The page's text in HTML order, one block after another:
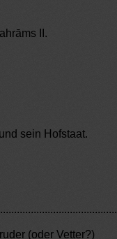
II.
sein Hofstaat.
(oder Vetter?)